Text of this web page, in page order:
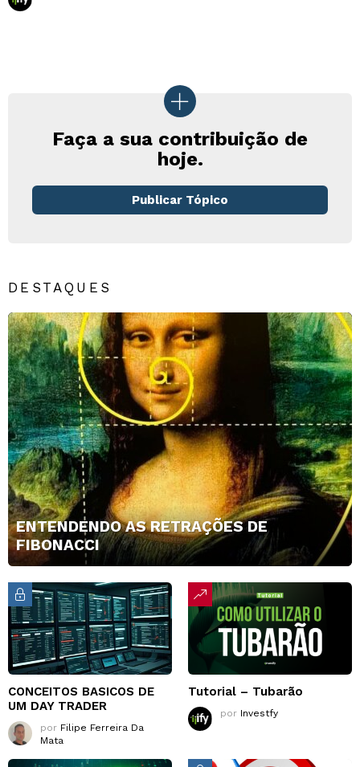
Faça a sua contribuição de
hoje.
Publicar Tópico
DESTAQUES
ENTENDENDO AS RETRAÇÕES DE
FIBONACCI
CONCEITOS BASICOS DE
UM DAY TRADER
por Filipe Ferreira Da
Mata
Tutorial – Tubarão
por Investfy